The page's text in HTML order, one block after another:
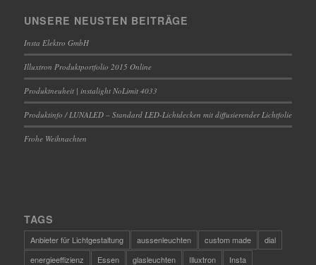
UNSERE NEUSTEN BEITRÄGE
Insta Elektro GmbH
Illuxtron Produktportfolio 2015 Online
Produktneuheit | instalight NoLimit 4033
Produktinfo / LUNALED – Standard LED-Lichtdecken mit diffusierender Lichtfolie
Frohe Weihnachten
TAGS
Anbieter für Lichtgestaltung aussenleuchten custom made
dial
energieeffizienz
Essen glasleuchten Illuxtron
Insta